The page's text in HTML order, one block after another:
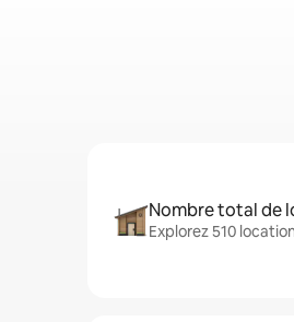
Nombre total de
Explorez 510